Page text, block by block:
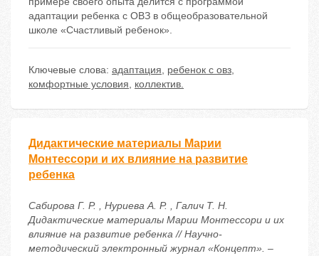
адаптации ребенка с ОВЗ в общеобразовательной
школе «Счастливый ребенок».
Ключевые слова: адаптация, ребенок с овз,
комфортные условия, коллектив.
Дидактические материалы Марии
Монтессори и их влияние на развитие
ребенка
Сабирова Г. Р. , Нуриева А. Р. , Галич Т. Н.
Дидактические материалы Марии Монтессори и их
влияние на развитие ребенка // Научно-
методический электронный журнал «Концепт». –